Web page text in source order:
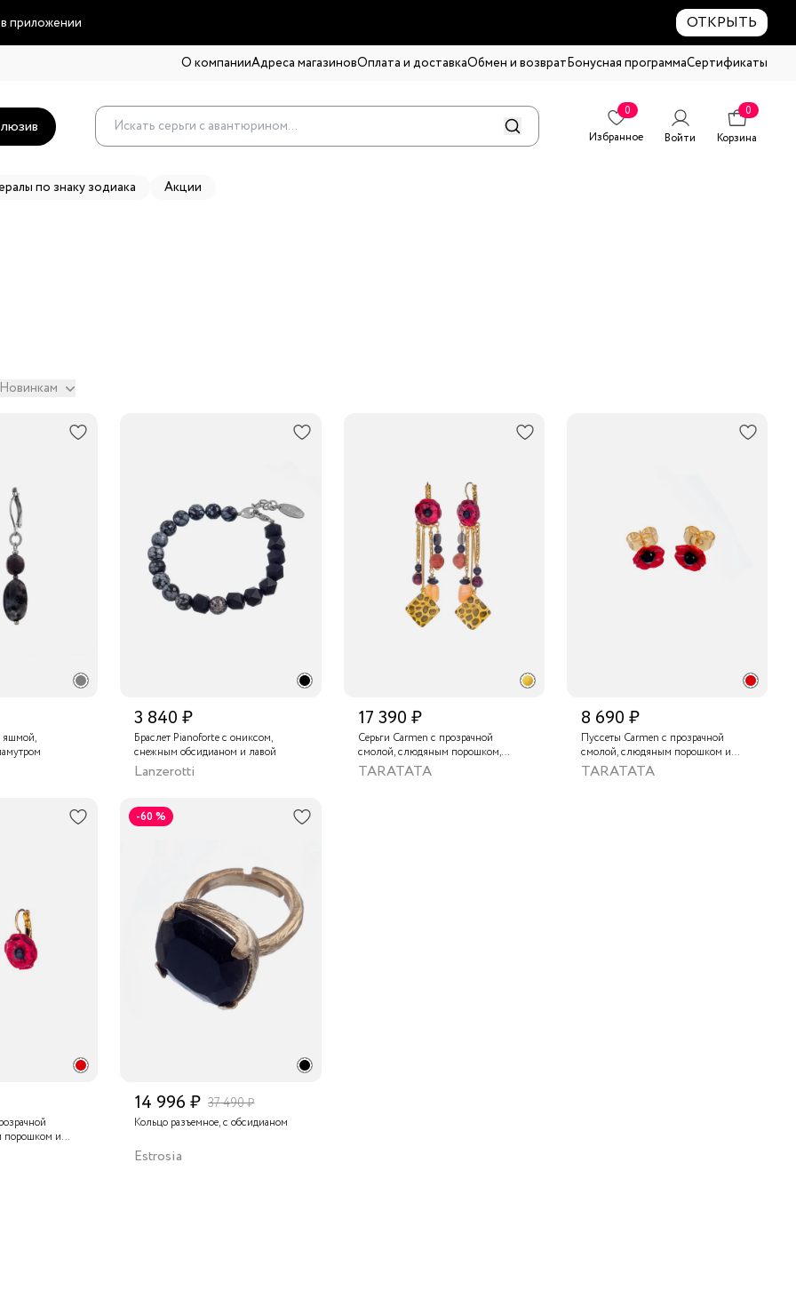
приложении ОТКРЫТЬ
О компанииАдреса магазиновОплата и доставкаОбмен и возвратБонусная программаСертификаты
0
Избранное
Войти
0
Корзина
по знаку зодиака Акции
Новинкам
яшмой,
3 840 ₽
Браслет Pianoforte с ониксом,
снежным обсидианом и лавой
Lanzerotti
17 390 ₽
Серьги Carmen с прозрачной
смолой, слюдяным порошком,
золотистым песчаником, солнечным
камнем, золотистым гематитом,
TARATATA
8 690 ₽
Пуссеты Carmen с прозрачной
смолой, слюдяным порошком и
обсидианом
TARATATA
порошком и
-60 %
14 996 ₽ 37 490 ₽
Кольцо разъемное, с обсидианом
Estrosia